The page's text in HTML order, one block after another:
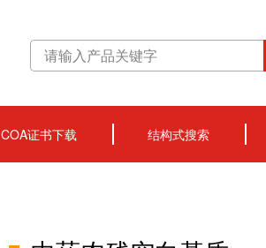
COA证书下载 结构式搜索